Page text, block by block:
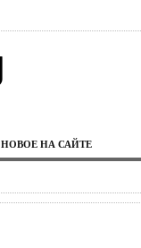
НОВОЕ НА САЙТЕ